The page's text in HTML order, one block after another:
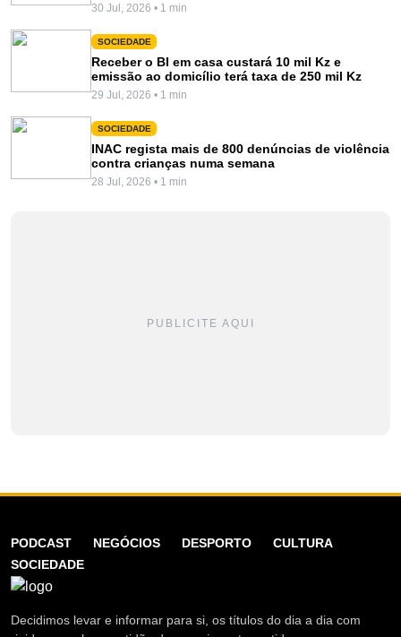
30 Jul, 2026 • 1 min
SOCIEDADE
Receber o BI em casa custará 10 mil Kz e
emissão ao domicílio terá taxa de 250 mil Kz
29 Jul, 2026 • 1 min
SOCIEDADE
INAC regista mais de 800 denúncias de violência
contra crianças numa semana
28 Jul, 2026 • 1 min
PUBLICITE AQUI
PODCAST NEGÓCIOS DESPORTO
CULTURA
SOCIEDADE
Decidimos levar e informar para si, os títulos do dia a dia com